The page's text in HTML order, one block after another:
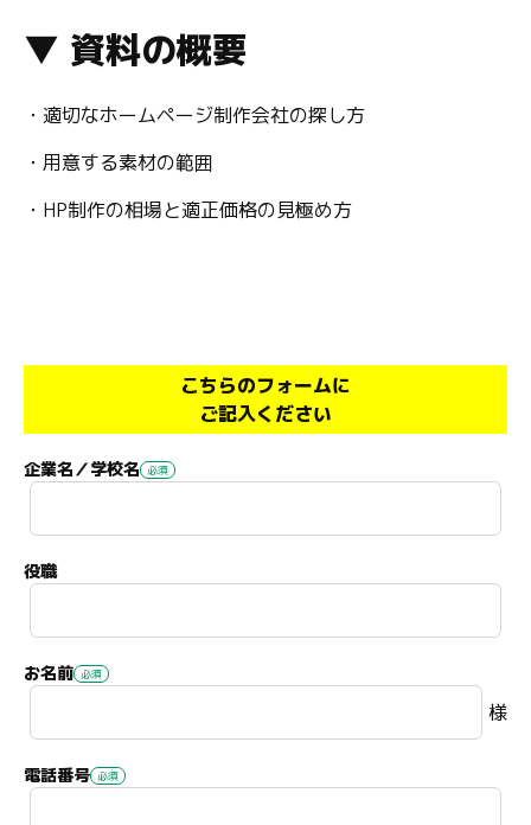
▼ 資料の概要
・適切なホームページ制作会社の探し方
・用意する素材の範囲
・HP制作の相場と適正価格の見極め方
こちらのフォームに
ご記入ください
企業名／学校名
役職
お名前
様
電話番号